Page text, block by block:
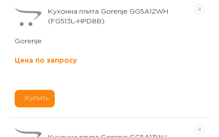
Кухонна плита Gorenje GG5A12WH
(FG513L-HPD8B)
Gorenje
Цена по запросу
Купить